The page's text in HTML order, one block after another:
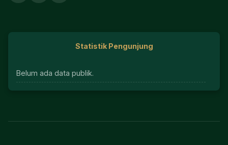
Statistik Pengunjung
Belum ada data publik.